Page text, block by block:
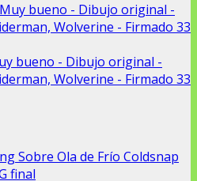
bueno - Dibujo original -
Wolverine - Firmado 33